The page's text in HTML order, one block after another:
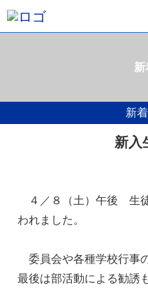
新
新
新入
４／８（土）午後 生
われました。
委員会や各種学校行事
最後は部活動による勧誘